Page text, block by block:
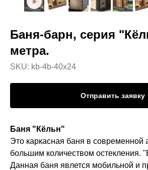
Баня-барн, серия
метра.
SKU: kb-4b-40x24
Отправить заявку
Баня "Кёльн"
Это каркасная баня в современной
большим количеством остекления.
Данная баня явлется мобильной и